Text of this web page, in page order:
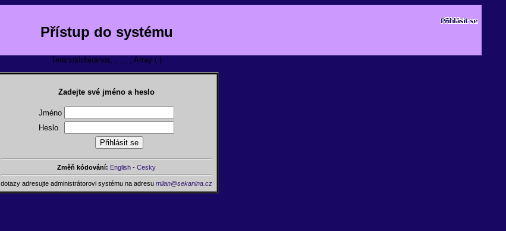
Přístup do systému
TeranosIdteranos, , , , , Array ( )
Zadejte své jméno a heslo
Jméno
Heslo
Změň kódování: English - Cesky
dotazy adresujte administrátorovi systému na adresu milan@sekanina.cz